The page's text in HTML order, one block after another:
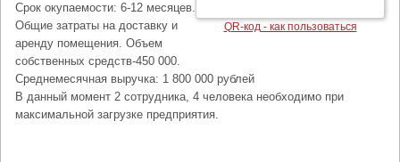
QR-код - как пользоваться
Срок окупаемости: 6-12 месяцев.
Общие затраты на доставку и
аренду помещения. Объем
собственных средств-450 000.
Среднемесячная выручка: 1 800 000 рублей
В данный момент 2 сотрудника, 4 человека необходимо при
максимальной загрузке предприятия.